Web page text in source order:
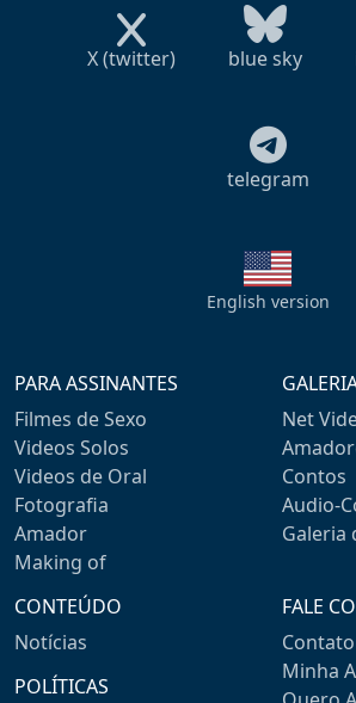
X (twitter) blue sky
telegram
English version
PARA ASSINANTES
Filmes de Sexo
Videos Solos
Videos de Oral
Fotografia
Amador
Making of
Net
Contos
Audio-
Galeria
CONTEÚDO
Notícias
POLÍTICAS
FALE
Contato
Minha